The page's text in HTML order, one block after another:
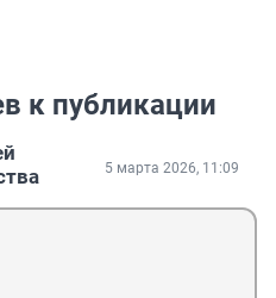
к публикации
5 марта 2026, 11:09